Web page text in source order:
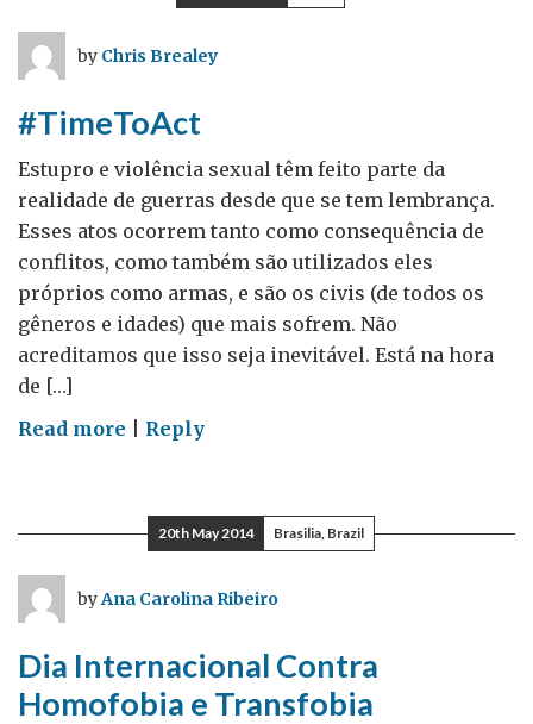
by Chris Brealey
#TimeToAct
Estupro e violência sexual têm feito parte da
realidade de guerras desde que se tem lembrança.
Esses atos ocorrem tanto como consequência de
conflitos, como também são utilizados eles
próprios como armas, e são os civis (de todos os
gêneros e idades) que mais sofrem. Não
acreditamos que isso seja inevitável. Está na hora
de […]
Read more onReply
20th May 2014 Brasilia, Brazil
byAna Carolina Ribeiro
Dia Internacional Contra
Homofobia e Transfobia